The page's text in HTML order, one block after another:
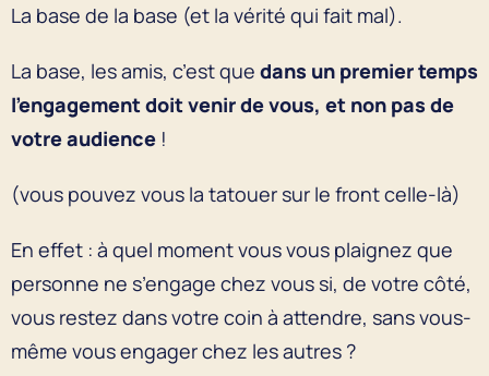
La base de la base (et la vérité qui fait mal).
La base, les amis, c’est que dans un premier temps
l’engagement doit venir de vous, et non pas de
votre audience !
(vous pouvez vous la tatouer sur le front celle-là)
En effet : à quel moment vous vous plaignez que
personne ne s’engage chez vous si, de votre côté,
vous restez dans votre coin à attendre, sans vous-
même vous engager chez les autres ?